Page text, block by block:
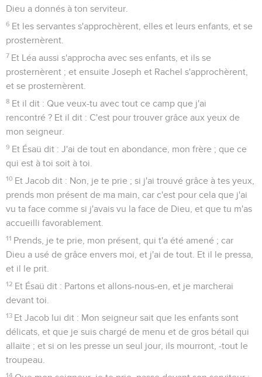
Dieu a donnés à ton serviteur.
6 Et les servantes s'approchèrent, elles et leurs enfants, et se
prosternèrent.
7 Et Léa aussi s'approcha avec ses enfants, et ils se
prosternèrent ; et ensuite Joseph et Rachel s'approchèrent,
et se prosternèrent.
8 Et il dit : Que veux-tu avec tout ce camp que j'ai
rencontré ? Et il dit : C'est pour trouver grâce aux yeux de
mon seigneur.
9 Et Ésaü dit : J'ai de tout en abondance, mon frère ; que ce
qui est à toi soit à toi.
10 Et Jacob dit : Non, je te prie ; si j'ai trouvé grâce à tes yeux,
prends mon présent de ma main, car c'est pour cela que j'ai
vu ta face comme si j'avais vu la face de Dieu, et que tu m'as
accueilli favorablement.
11 Prends, je te prie, mon présent, qui t'a été amené ; car
Dieu a usé de grâce envers moi, et j'ai de tout. Et il le pressa,
et il le prit.
12 Et Ésaü dit : Partons et allons-nous-en, et je marcherai
devant toi.
13 Et Jacob lui dit : Mon seigneur sait que les enfants sont
délicats, et que je suis chargé de menu et de gros bétail qui
allaite ; et si on les presse un seul jour, ils mourront, -tout le
troupeau.
14